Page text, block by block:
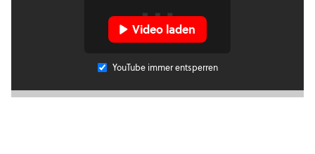
Video laden
YouTube immer entsperren